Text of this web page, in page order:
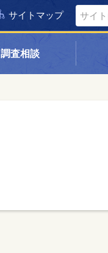
サイトマップ
調査相談